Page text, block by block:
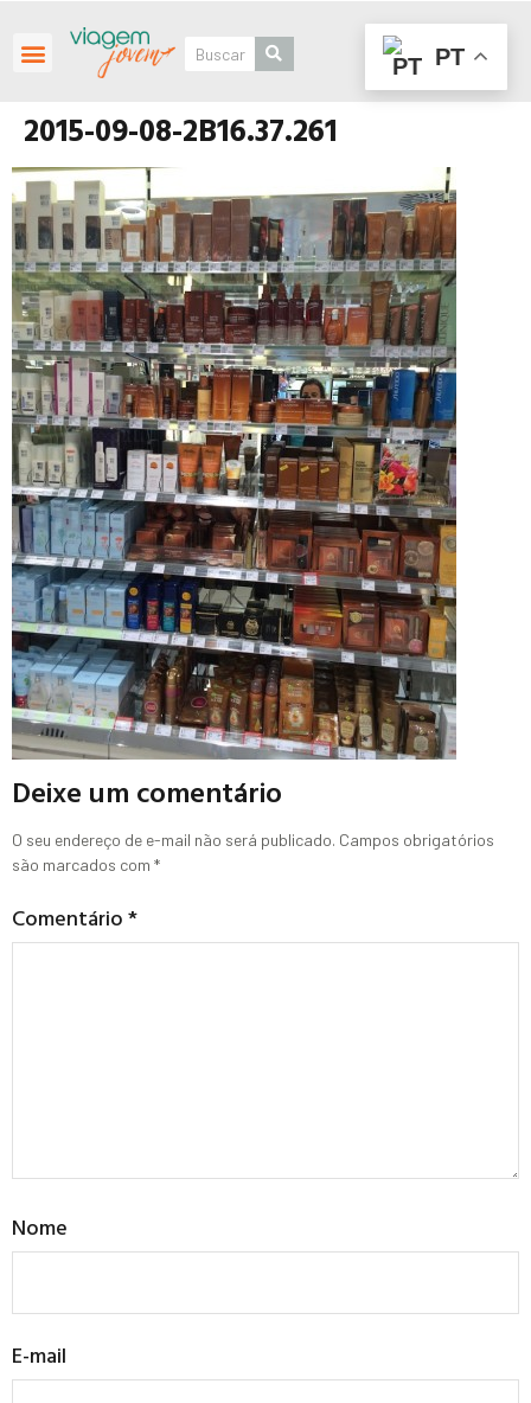
2015-09-08-2B16.37.261
Deixe um comentário
O seu endereço de e-mail não será publicado. Campos obrigatórios
são marcados com *
Comentário*
Nome
E-mail
PT